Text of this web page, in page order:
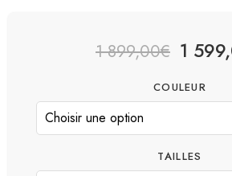
1 899,00€ 1
COULEUR
TAILLES